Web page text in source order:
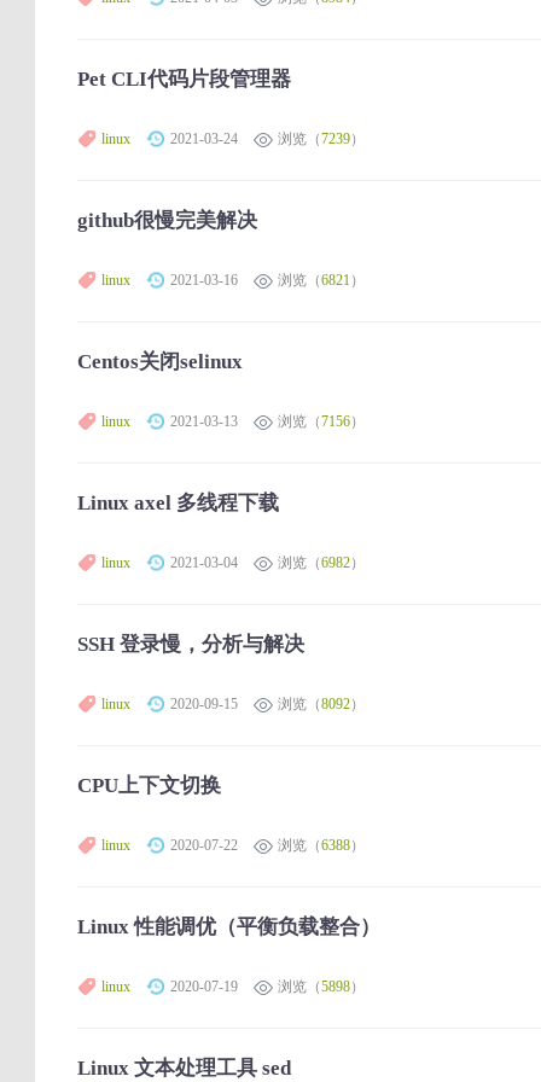
Pet CLI代码片段管理器
linux 2021-03-24 浏览（7239）
github很慢完美解决
linux 2021-03-16 浏览（6821）
Centos关闭selinux
linux 2021-03-13 浏览（7156）
Linux axel 多线程下载
linux 2021-03-04 浏览（6982）
SSH 登录慢，分析与解决
linux 2020-09-15 浏览（8092）
CPU上下文切换
linux 2020-07-22 浏览（6388）
Linux 性能调优（平衡负载整合）
linux 2020-07-19 浏览（5898）
Linux 文本处理工具 sed